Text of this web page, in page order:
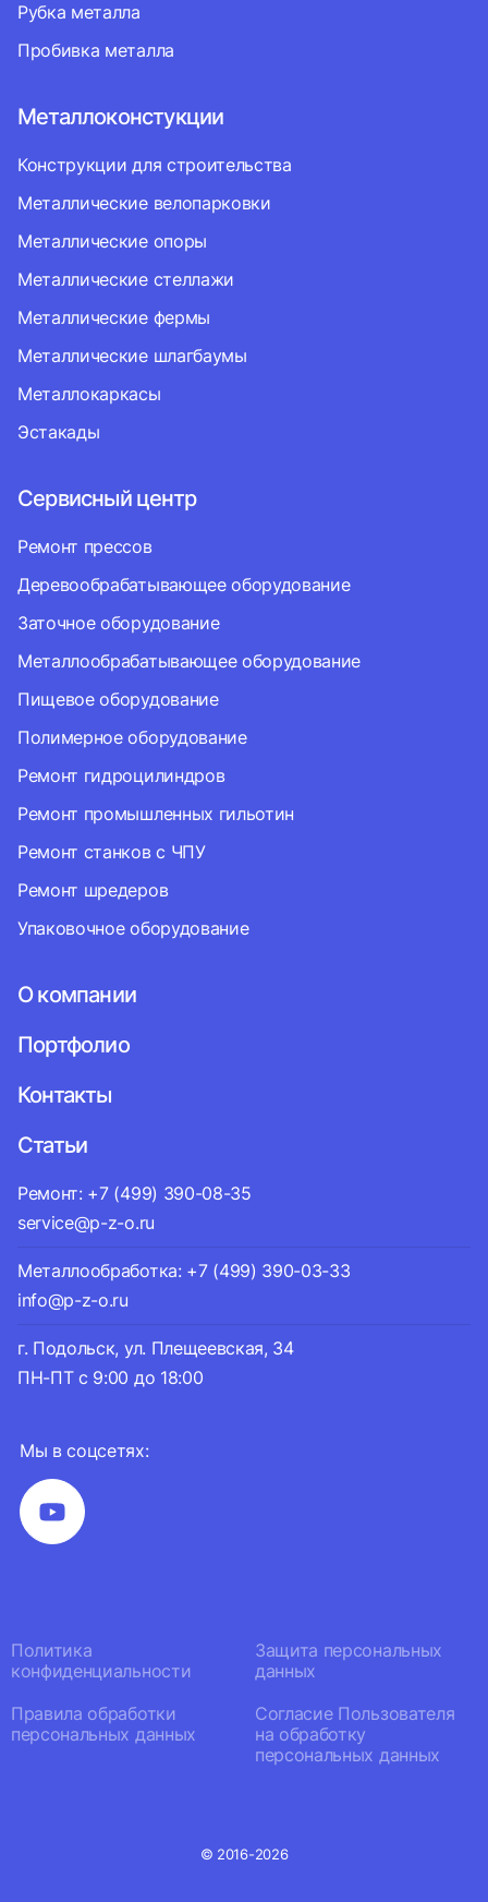
Мы в соцсетях:
Рубка металла
Пробивка металла
Металлоконстукции
Конструкции для строительства
Металлические велопарковки
Металлические опоры
Металлические стеллажи
Металлические фермы
Металлические шлагбаумы
Металлокаркасы
Эстакады
Сервисный центр
Ремонт прессов
Деревообрабатывающее оборудование
Заточное оборудование
Металлообрабатывающее оборудование
Пищевое оборудование
Полимерное оборудование
Ремонт гидроцилиндров
Ремонт промышленных гильотин
Ремонт станков с ЧПУ
Ремонт шредеров
Упаковочное оборудование
О компании
Портфолио
Контакты
Статьи
Ремонт: +7 (499) 390-08-35
service@p-z-o.ru
Металлообработка: +7 (499) 390-03-33
info@p-z-o.ru
г. Подольск, ул. Плещеевская, 34
ПН-ПТ с 9:00 до 18:00
Политика
конфиденциальности
Защита персональных
данных
Правила обработки
персональных данных
Согласие Пользователя
на обработку
персональных данных
© 2016-2026